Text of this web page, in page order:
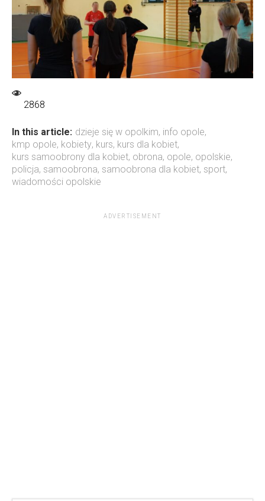
2868
In this article: dzieje się w opolkim, info opole,
kmp opole, kobiety, kurs, kurs dla kobiet,
kurs samoobrony dla kobiet, obrona, opole, opolskie,
policja, samoobrona, samoobrona dla kobiet, sport,
wiadomości opolskie
ADVERTISEMENT